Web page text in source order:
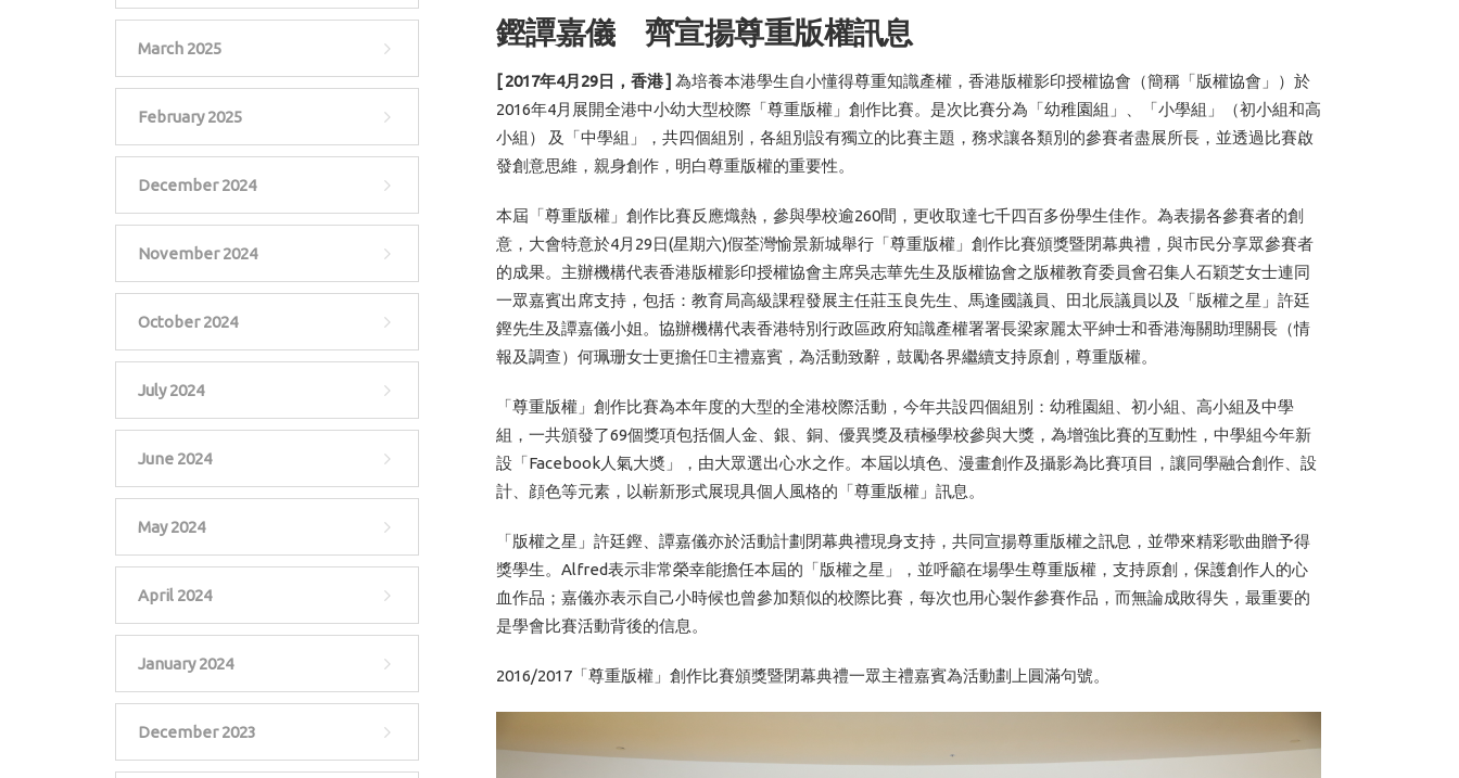
March 2025
February 2025
December 2024
November 2024
October 2024
July 2024
June 2024
May 2024
April 2024
January 2024
December 2023
鏗譚嘉儀 齊宣揚尊重版權訊息
[ 2017年4月 29日，香港] 為培養本港學生自小懂得尊重知識產權，香港版權影印授權協會（簡稱「版權協會」）於
2016年4月展開全港中小幼大型校際「尊重版權」創作比賽。是次比賽分為「幼稚園組」、「小學組」（初小組和高
小組） 及「中學組」，共四個組別，各組別設有獨立的比賽主題，務求讓各類別的參賽者盡展所長，並透過比賽啟
發創意思維，親身創作，明白尊重版權的重要性。
本屆「尊重版權」創作比賽反應熾熱，參與學校逾260間，更收取達七千四百多份學生佳作。為表揚各參賽者的創
意，大會特意於4月29日(星期六)假荃灣愉景新城舉行「尊重版權」創作比賽頒獎暨閉幕典禮，與市民分享眾參賽者
的成果。主辦機構代表香港版權影印授權協會主席吳志華先生及版權協會之版權教育委員會召集人石穎芝女士連同
一眾嘉賓出席支持，包括：教育局高級課程發展主任莊玉良先生、馬逢國議員、田北辰議員以及「版權之星」許廷
鏗先生及譚嘉儀小姐。協辦機構代表香港特別行政區政府知識產權署署長梁家麗太平紳士和香港海關助理關長（情
報及調查）何珮珊女士更擔任主禮嘉賓，為活動致辭，鼓勵各界繼續支持原創，尊重版權。
「尊重版權」創作比賽為本年度的大型的全港校際活動，今年共設四個組別：幼稚園組、初小組、高小組及中學
組，一共頒發了69個獎項包括個人金、銀、銅、優異獎及積極學校參與大獎，為增強比賽的互動性，中學組今年新
設「Facebook人氣大奬」，由大眾選出心水之作。本屆以填色、漫畫創作及攝影為比賽項目，讓同學融合創作、設
計、顔色等元素，以嶄新形式展現具個人風格的「尊重版權」訊息。
「版權之星」許廷鏗、譚嘉儀亦於活動計劃閉幕典禮現身支持，共同宣揚尊重版權之訊息，並帶來精彩歌曲贈予得
獎學生。Alfred表示非常榮幸能擔任本屆的「版權之星」，並呼籲在場學生尊重版權，支持原創，保護創作人的心
血作品；嘉儀亦表示自己小時候也曾參加類似的校際比賽，每次也用心製作參賽作品，而無論成敗得失，最重要的
是學會比賽活動背後的信息。
2016/2017「尊重版權」創作比賽頒獎暨閉幕典禮一眾主禮嘉賓為活動劃上圓滿句號。